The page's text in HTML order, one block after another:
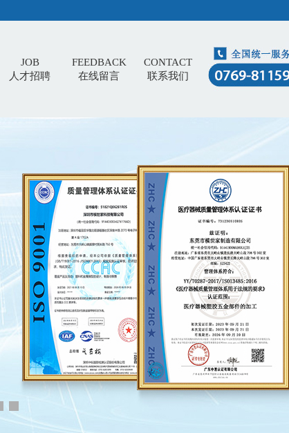
JOB
人才招聘
FEEDBACK
在线留言
CONTACT
联系我们